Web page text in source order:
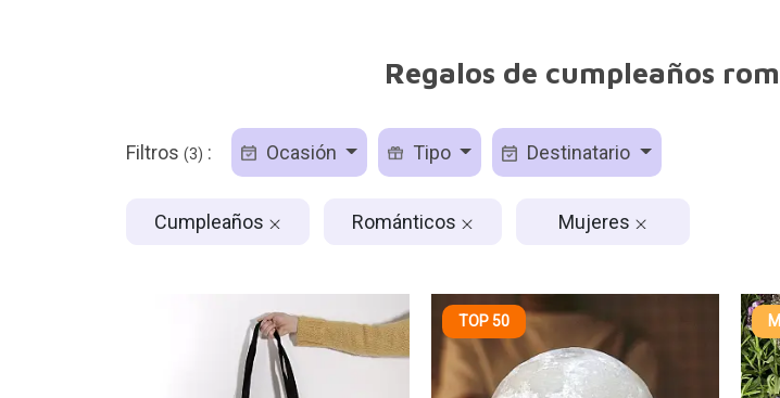
Regalos de cumpleaños
Filtros (3) : Ocasión Tipo Destinatario
Cumpleaños Románticos Mujeres
TOP 50